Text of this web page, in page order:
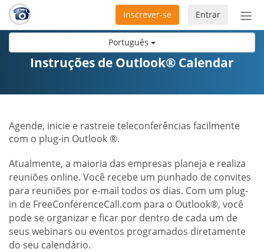
Português
Entrar
Inscrever-se
Instruções de Outlook® Calendar
Agende, inicie e rastreie teleconferências facilmente
com o plug-in Outlook ®.
Atualmente, a maioria das empresas planeja e realiza
reuniões online. Você recebe um punhado de convites
para reuniões por e-mail todos os dias. Com um plug-
in de FreeConferenceCall.com para o Outlook®, você
pode se organizar e ficar por dentro de cada um de
seus webinars ou eventos programados diretamente
do seu calendário.